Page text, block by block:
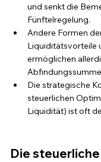
und senkt die
Fünftelregelung.
Andere Formen
Liquiditätsvorteile
ermöglichen
Die strategische
steuerlichen
Liquidität) ist oft
Die